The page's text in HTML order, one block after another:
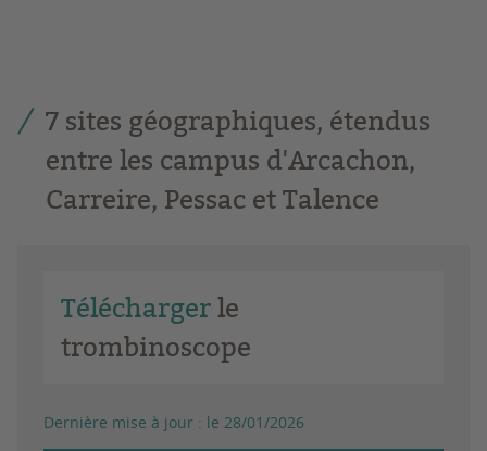
7 sites géographiques, étendus
entre les campus d'Arcachon,
Carreire, Pessac et Talence
Téléchargerle
trombinoscope
Dernière mise à jour : le 28/01/2026